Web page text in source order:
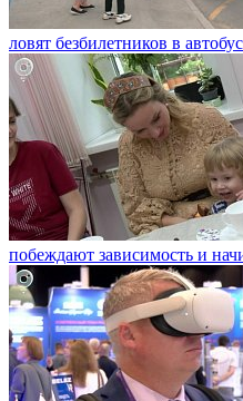
ловят безбилетников в
побеждают зависимость и